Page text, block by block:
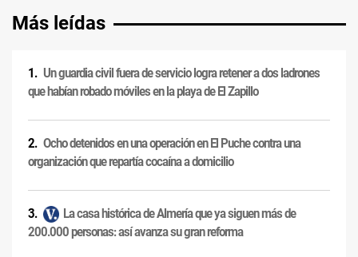
Más leídas
Un guardia civil fuera de servicio logra retener a dos ladrones
que habían robado móviles en la playa de El Zapillo
Ocho detenidos en una operación en El Puche contra una
organización que repartía cocaína a domicilio
La casa histórica de Almería que ya siguen más de
200.000 personas: así avanza su gran reforma